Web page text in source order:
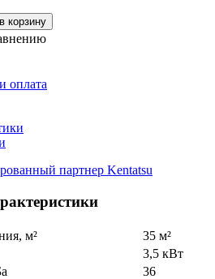
в корзину
оплата
партнер Kentatsu
м²
35 м²
3,5 кВт
36